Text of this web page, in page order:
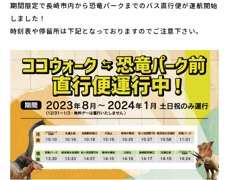
こども広場
野母崎文化センター
インフォメーションセンター
恐竜パーク体育館
よくある質問
周辺スポット
期間限定で長崎市内から恐竜パークまでのバス直行便が運航開始
しました！
時刻表や停留所は下記となっておりますのでご注意下さい。